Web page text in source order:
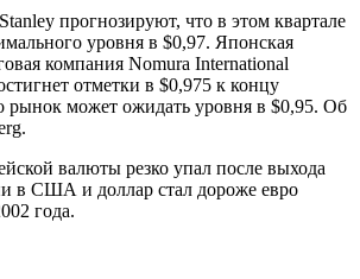
прогнозируют, что в этом квартале
уровня в $0,97. Японская
компания Nomura International
отметки в $0,975 к концу
рынок может ожидать уровня в $0,95. Об
валюты резко упал после выхода
в США и доллар стал дороже евро
года.